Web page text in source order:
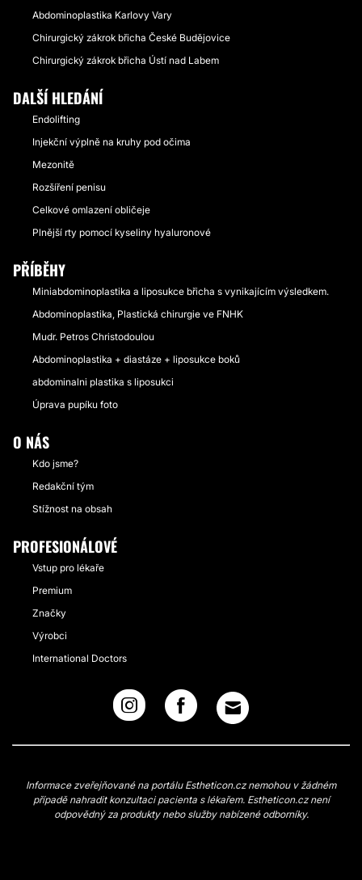
Abdominoplastika Karlovy Vary
Chirurgický zákrok břicha České Budějovice
Chirurgický zákrok břicha Ústí nad Labem
DALŠÍ HLEDÁNÍ
Endolifting
Injekční výplně na kruhy pod očima
Mezonitě
Rozšíření penisu
Celkové omlazení obličeje
Plnější rty pomocí kyseliny hyaluronové
PŘÍBĚHY
Miniabdominoplastika a liposukce břicha s vynikajícím výsledkem.
Abdominoplastika, Plastická chirurgie ve FNHK
Mudr. Petros Christodoulou
Abdominoplastika + diastáze + liposukce boků
abdominalni plastika s liposukci
Úprava pupíku foto
O NÁS
Kdo jsme?
Redakční tým
Stížnost na obsah
PROFESIONÁLOVÉ
Vstup pro lékaře
Premium
Značky
Výrobci
International Doctors
Informace zveřejňované na portálu Estheticon.cz nemohou v žádném
případě nahradit konzultaci pacienta s lékařem. Estheticon.cz není
odpovědný za produkty nebo služby nabízené odborníky.